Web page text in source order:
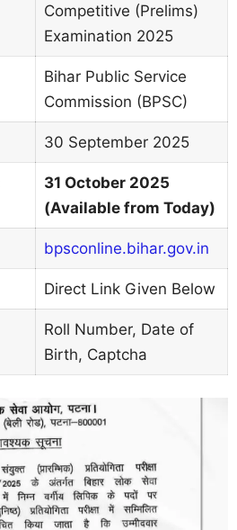
Competitive (Prelims)
Examination 2025
Bihar Public Service
Commission (BPSC)
30 September 2025
31 October 2025
(Available from Today)
bpsconline.bihar.gov.in
Direct Link Given Below
Roll Number, Date of
Birth, Captcha